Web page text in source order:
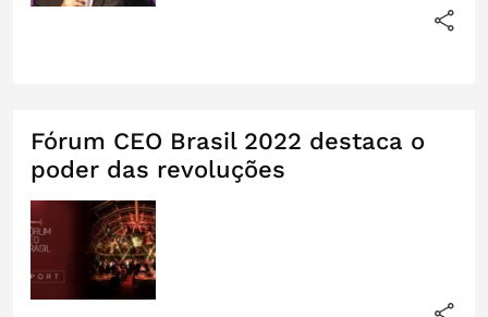
Fórum CEO Brasil 2022 destaca o
poder das revoluções